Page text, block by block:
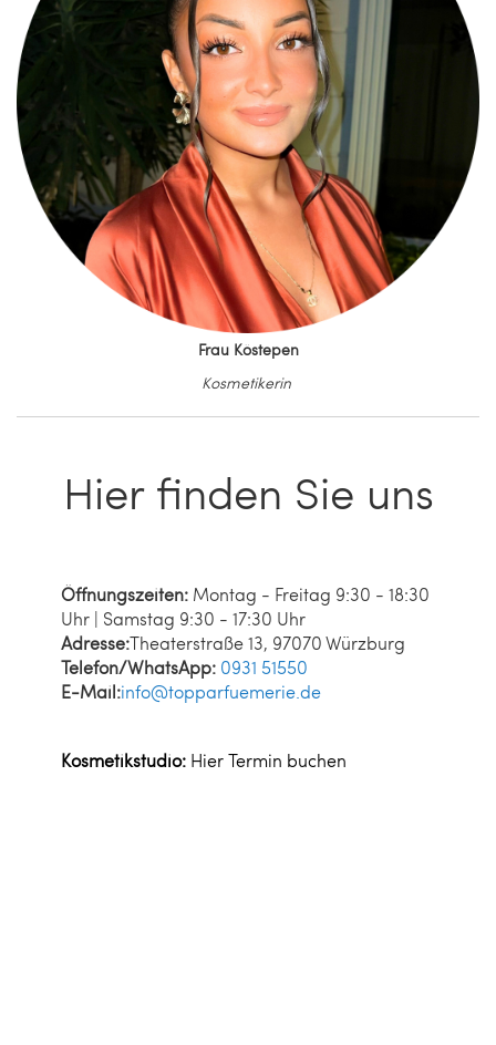
Frau Köstepen
Kosmetikerin
Hier finden Sie uns
Öffnungszeiten: Montag - Freitag 9:30 - 18:30
Uhr | Samstag 9:30 - 17:30 Uhr
Adresse:Theaterstraße 13, 97070 Würzburg
Telefon/WhatsApp: 0931 51550
E-Mail:info@topparfuemerie.de
Kosmetikstudio: Hier Termin buchen